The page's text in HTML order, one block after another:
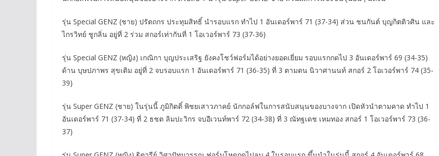
รุ่น Special GENZ (ชาย) ปรัตถกร ประทุมสิทธิ์ นำรอบแรก ทำไป 1 อันเดอร์พาร์ 71 (37-34) ส่วน ชนกันต์ บุญกิตติวศิน และ
ไกรวิทย์ ชูกลิ่น อยู่ที่ 2 ร่วม สกอร์เท่ากันที่ 1 โอเวอร์พาร์ 73 (37-36)
รุ่น Special GENZ (หญิง) เกณิกา บุญประเสริฐ ยังคงโชว์ฟอร์มได้อย่างยอดเยี่ยม รอบแรกกดไป 3 อันเดอร์พาร์ 69 (34-35)
ด้าน บุษปภาพร สุขเติม อยู่ที่ 2 จบรอบแรก 1 อันเดอร์พาร์ 71 (36-35) ที่ 3 ตามตน นิวาศานนท์ สกอร์ 2 โอเวอร์พาร์ 74 (35-
39)
รุ่น Super GENZ (ชาย) ในรุ่นนี้ ภูมิกิตติ์ พิชยเสาวภาคย์ นักกอล์ฟในการสนับสนุนของบางจาก เปิดหัวนำตามคาด ทำไป 1
อันเดอร์พาร์ 71 (37-34) ที่ 2 ธชต ลิมปะวิกร จบอีเวนท์พาร์ 72 (34-38) ที่ 3 ณัทฐเดช เหมทอง สกอร์ 1 โอเวอร์พาร์ 73 (36-
37)